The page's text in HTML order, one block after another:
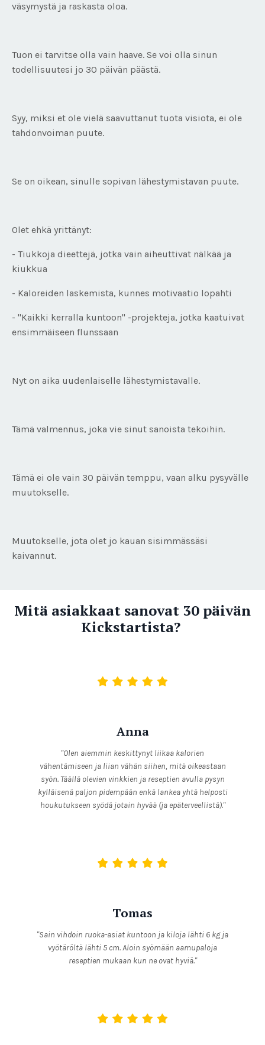
väsymystä ja raskasta oloa.
Tuon ei tarvitse olla vain haave. Se voi olla sinun
todellisuutesi jo 30 päivän päästä.
Syy, miksi et ole vielä saavuttanut tuota visiota, ei ole
tahdonvoiman puute.
Se on oikean, sinulle sopivan lähestymistavan puute.
Olet ehkä yrittänyt:
- Tiukkoja dieettejä, jotka vain aiheuttivat nälkää ja
kiukkua
- Kaloreiden laskemista, kunnes motivaatio lopahti
- "Kaikki kerralla kuntoon" -projekteja, jotka kaatuivat
ensimmäiseen flunssaan
Nyt on aika uudenlaiselle lähestymistavalle.
Tämä valmennus, joka vie sinut sanoista tekoihin.
Tämä ei ole vain 30 päivän temppu, vaan alku pysyvälle
muutokselle.
Muutokselle, jota olet jo kauan sisimmässäsi
kaivannut.
Mitä asiakkaat sanovat 30 päivän
Kickstartista?
Anna
"Olen aiemmin keskittynyt liikaa kalorien
vähentämiseen ja liian vähän siihen, mitä oikeastaan
syön. Täällä olevien vinkkien ja reseptien avulla pysyn
kylläisenä paljon pidempään enkä lankea yhtä helposti
houkutukseen syödä jotain hyvää (ja epäterveellistä)."
Tomas
"Sain vihdoin ruoka-asiat kuntoon ja kiloja lähti 6 kg ja
vyötäröltä lähti 5 cm. Aloin syömään aamupaloja
reseptien mukaan kun ne ovat hyviä."